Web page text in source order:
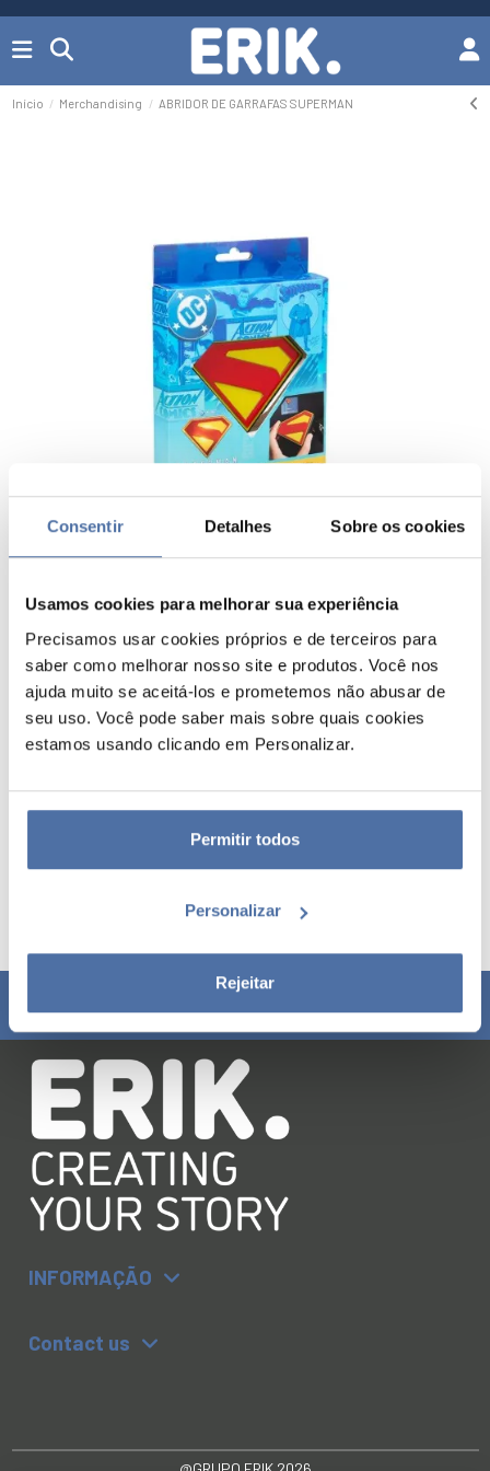
Consentir Detalhes Sobre os cookies
Usamos cookies para melhorar sua experiência
Precisamos usar cookies próprios e de terceiros para
saber como melhorar nosso site e produtos. Você nos
ajuda muito se aceitá-los e prometemos não abusar de
seu uso. Você pode saber mais sobre quais cookies
estamos usando clicando em Personalizar.
Permitir todos
Personalizar
Rejeitar
Início Merchandising ABRIDOR DE GARRAFAS SUPERMAN
ABRIDOR DE GARRAFAS
SUPERMAN
INFORMAÇÃO
Contact us